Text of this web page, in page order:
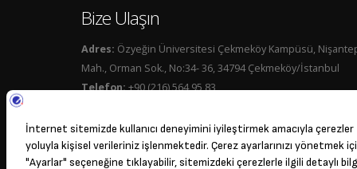
Bize Ulaşın
Adres: Özyeğin Üniversitesi Çekmeköy Kampüsü,
Mah., Orman Sok., No:34- 36, 34794 Çekmeköy/İstanbul
Telefon:+90 (216) 564 95 83
Bize Ulaşın